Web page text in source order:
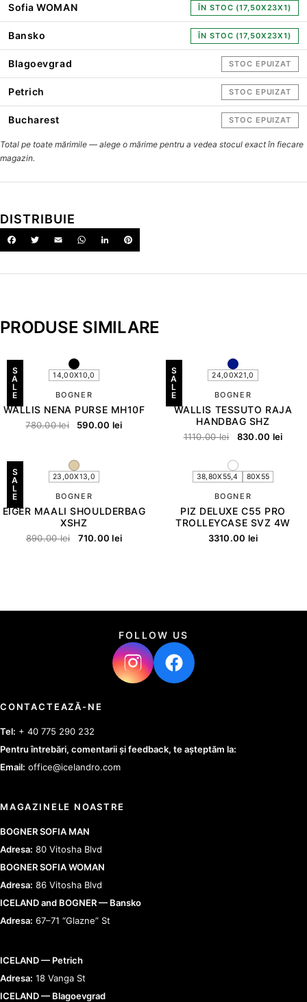
Sofia WOMAN ÎN STOC (17,50X23X1)
Bansko ÎN STOC (17,50X23X1)
Blagoevgrad STOC EPUIZAT
Petrich STOC EPUIZAT
Bucharest STOC EPUIZAT
Total pe toate mărimile — alege o mărime pentru a vedea stocul exact în fiecare
magazin.
DISTRIBUIE
PRODUSE SIMILARE
S
A
L
E
14,00X10,0
BOGNER
WALLIS NENA PURSE MH10F
780.00lei 590.00 lei
S
A
L
E
24,00X21,0
BOGNER
WALLIS TESSUTO RAJA
HANDBAG SHZ
1110.00lei 830.00 lei
S
A
L
E
23,00X13,0
BOGNER
EIGER MAALI SHOULDERBAG
XSHZ
890.00lei 710.00lei
38,80X55,4 80X55
BOGNER
PIZ DELUXE C55 PRO
TROLLEYCASE SVZ 4W
3310.00 lei
FOLLOW US
CONTACTEAZĂ-NE
Tel: + 40 775 290 232
Pentru întrebări, comentarii și feedback, te așteptăm la:
Email: office@icelandro.com
MAGAZINELE NOASTRE
BOGNER SOFIA MAN
Adresa: 80 Vitosha Blvd
BOGNER SOFIA WOMAN
Adresa: 86 Vitosha Blvd
ICELAND and BOGNER — Bansko
Adresa: 67–71 “Glazne” St
ICELAND — Petrich
Adresa: 18 Vanga St
ICELAND — Blagoevgrad